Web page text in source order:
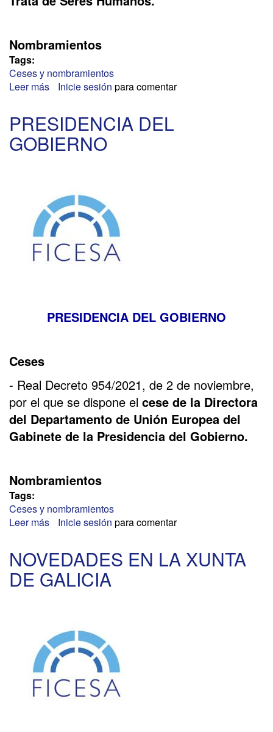
Nombramientos
Tags:
Ceses y nombramientos
Leer más sobre
Inicie sesión para comentar
PRESIDENCIA DEL
GOBIERNO
PRESIDENCIA DEL GOBIERNO
Ceses
- Real Decreto 954/2021, de 2 de noviembre,
por el que se dispone el cese de la Directora
del Departamento de Unión Europea del
Gabinete de la Presidencia del Gobierno.
Nombramientos
Tags:
Ceses y nombramientos
Leer más sobre
GOBIERNO
Inicie sesión para comentar
NOVEDADES EN LA XUNTA
DE GALICIA